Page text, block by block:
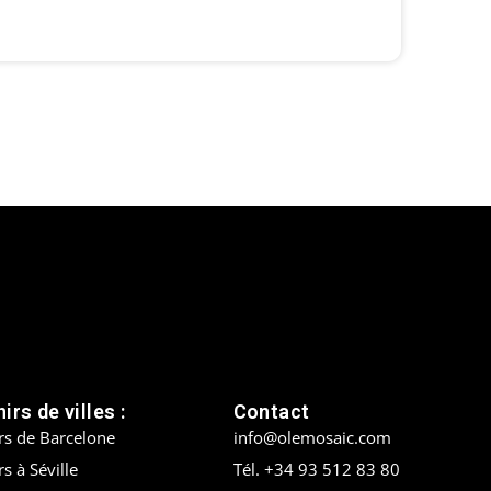
de villes :
de Barcelone
à Séville
Contact
info@olemosaic.com
Tél. +34 93 512 83 80